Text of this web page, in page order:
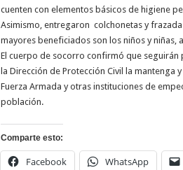
cuenten con elementos básicos de higiene
Asimismo, entregaron colchonetas y
mayores beneficiados son los niños y niñas,
El cuerpo de socorro confirmó que seguirán
la Dirección de Protección Civil la mantenga
Fuerza Armada y otras instituciones de
población.
Comparte esto:
Facebook WhatsApp